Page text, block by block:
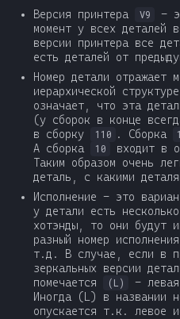
Версия принтера
V9
-
момент у всех деталей
версии принтера все
есть деталей от
Номер детали отражает
иерархической
означает, что эта
(у сборок в конце
в сборку
110 . Сборка
А сборка
10 входит в
Таким образом очень
деталь, с какими
Исполнение - это
у детали есть
хотэнды, то они будут
разный номер
т.д. В случае, если в
зеркальных версии
помечается
(L) -
Иногда (L) в названии
опускается т.к. левое